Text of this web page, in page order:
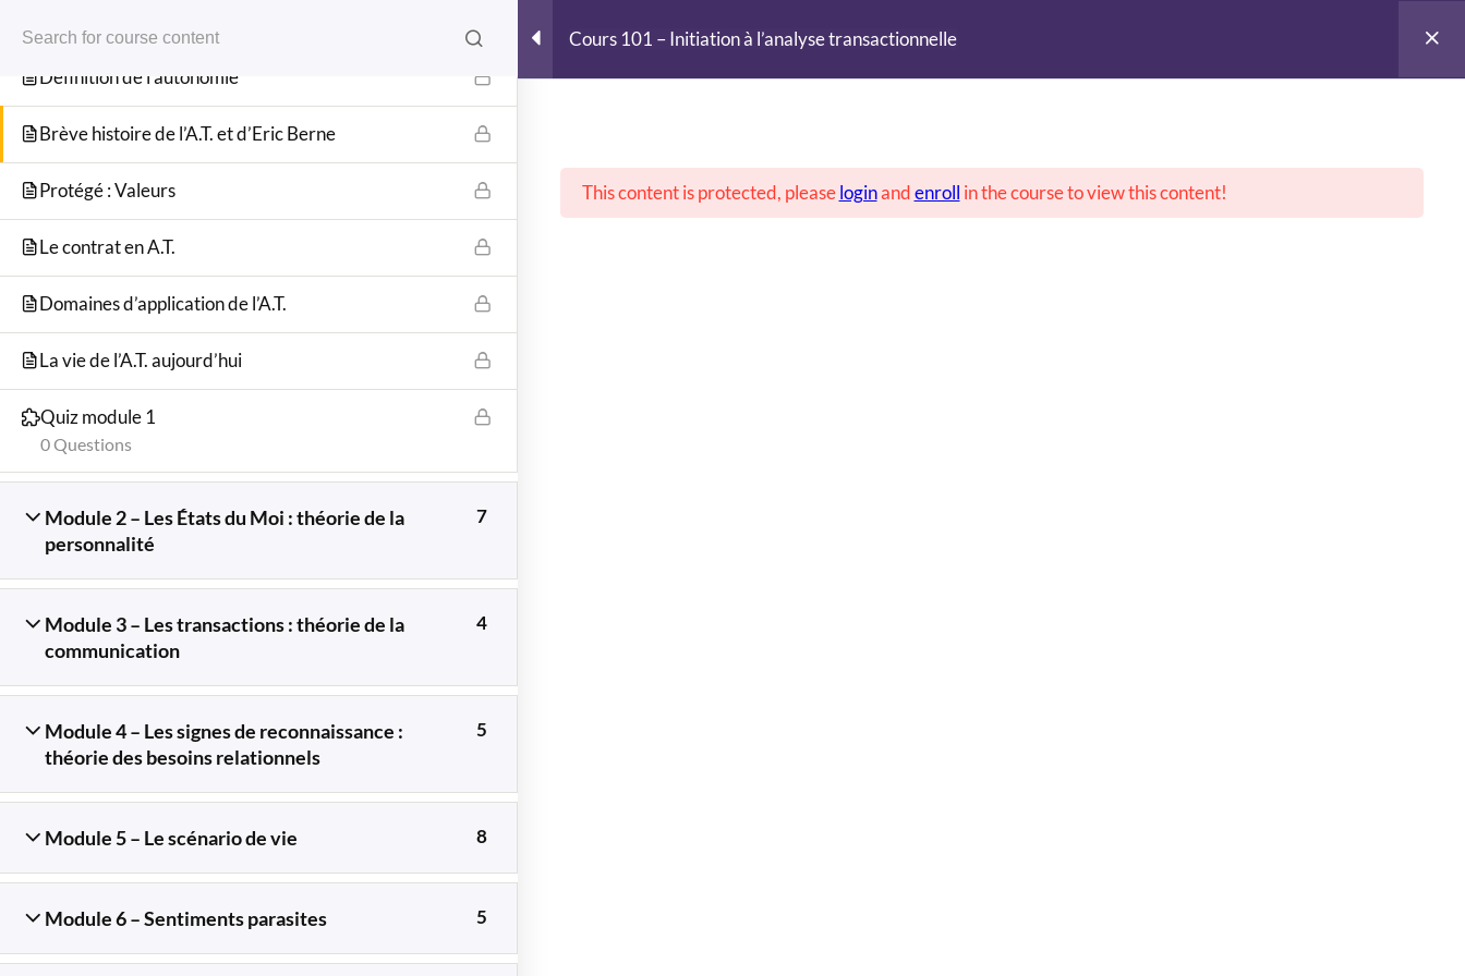
EATO – L'école D'Analyse Transactionnelle De L'Ouest Accueil Charte
Cours 101 – Initiation à
l’analyse
transactionnelle
Accueil Cours Cours 101 – Initiation à l’analyse transactionnelle
Cours 101 – Initiation à l’analyse transactionnelle
Définition de l’autonomie
Brève histoire de l’A.T. et d’Eric Berne
Protégé : Valeurs
Le contrat en A.T.
Domaines d’application de l’A.T.
La vie de l’A.T. aujourd’hui
Quiz module 1
0 Questions
Module 2 – Les États du Moi : théorie de la
personnalité
7
Module 3 – Les transactions : théorie de la
communication
4
Module 4 – Les signes de reconnaissance :
théorie des besoins relationnels
5
Module 5 – Le scénario de vie 8
Module 6 – Sentiments parasites 5
This content is protected, pleaseloginandenroll in the course to view this content!